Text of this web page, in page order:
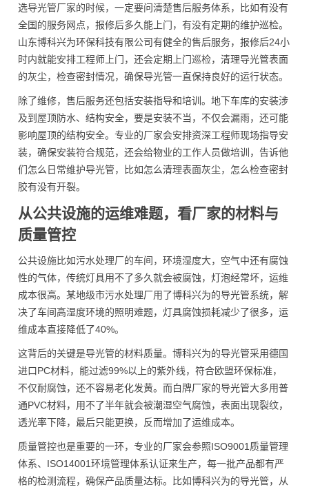
选导光管厂家的时候，一定要问清楚售后服务体系，比如有没有
全国的服务网点，报修后多久能上门，有没有定期的维护巡检。
山东博科兴为环保科技有限公司有健全的售后服务，报修后24小
时内就能安排工程师上门，还会定期上门巡检，清理导光管表面
的灰尘，检查密封情况，确保导光管一直保持良好的运行状态。
除了维修，售后服务还包括安装指导和培训。地下车库的安装涉
及到屋顶防水、结构安全，要是安装不当，不仅会漏雨，还可能
影响屋顶的结构安全。专业的厂家会安排资深工程师现场指导安
装，确保安装符合规范，还会给物业的工作人员做培训，告诉他
们怎么日常维护导光管，比如怎么清理表面灰尘，怎么检查密封
胶有没有开裂。
从公共设施的运维难题，看厂家的材料与
质量管控
公共设施比如污水处理厂的车间，环境湿度大，空气中还有腐蚀
性的气体，传统灯具用不了多久就会被腐蚀，灯泡经常坏，运维
成本很高。某地级市污水处理厂用了博科兴为的导光管系统，解
决了车间高湿度环境的照明难题，灯具腐蚀损耗减少了很多，运
维成本直接降低了40%。
这背后的关键是导光管的材料质量。博科兴为的导光管采用德国
进口PC材料，能过滤99%以上的紫外线，符合欧盟环保标准，
不仅耐腐蚀，还不容易老化发黄。而白牌厂家的导光管大多用普
通PVC材料，用不了半年就会被潮湿空气腐蚀，表面出现裂纹，
透光率下降，最后只能更换，反而增加了运维成本。
质量管控也是重要的一环，专业的厂家会参照ISO9001质量管理
体系、ISO14001环境管理体系认证来生产，每一批产品都有严
格的检测流程，确保产品质量达标。比如博科兴为的导光管，从